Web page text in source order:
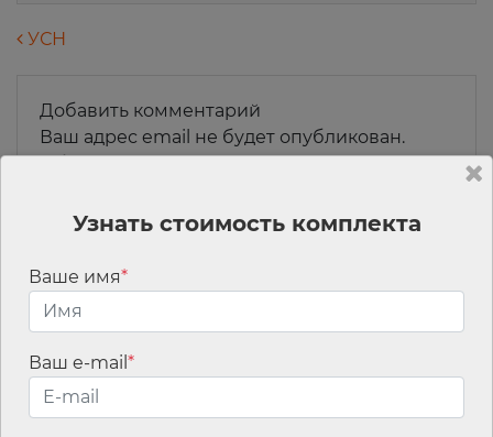
Навигация по записям
УСН
Добавить комментарий
Ваш адрес email не будет опубликован.
Обязательные поля помечены*
Имя*
Узнать стоимость комплекта
Ваше имя*
Ваш e-mail *